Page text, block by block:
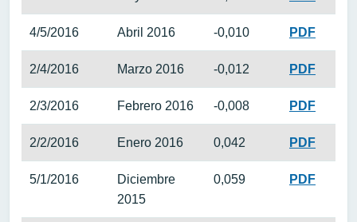
4/5/2016 Abril 2016 -0,010 PDF
2/4/2016 Marzo 2016 -0,012 PDF
2/3/2016 Febrero 2016 -0,008 PDF
2/2/2016 Enero 2016 0,042 PDF
5/1/2016
Diciembre
2015
0,059 PDF